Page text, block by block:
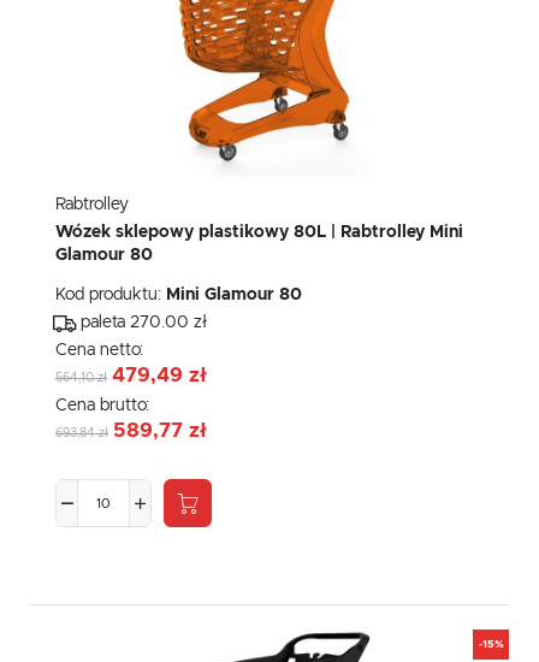
Rabtrolley
Wózek sklepowy plastikowy 80L | Rabtrolley Mini
Glamour 80
Kod produktu: Mini Glamour 80
paleta 270.00 zł
Cena netto:
564,10 zł 479,49 zł
Cena brutto:
693,84 zł 589,77 zł
-15%